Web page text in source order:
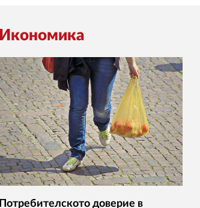
Икономика
Потребителското доверие в